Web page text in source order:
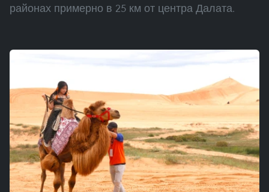
районах примерно в 25 км от центра Далата.